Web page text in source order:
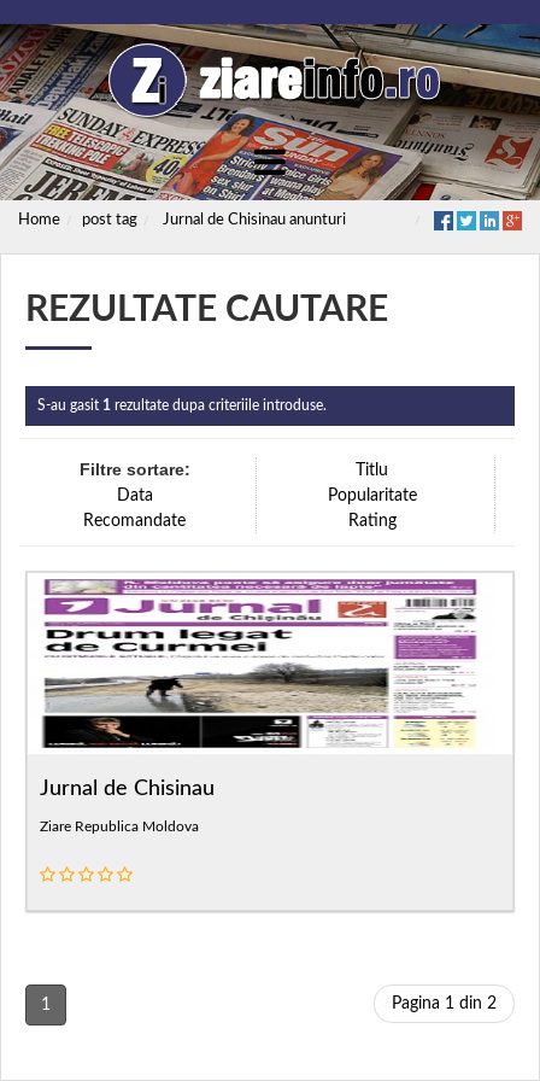
Home post tag Jurnal de Chisinau anunturi
REZULTATE CAUTARE
S-au gasit 1 rezultate dupa criteriile introduse.
Filtre sortare:
Titlu
Data
Popularitate
Recomandate
Rating
Jurnal de Chisinau
Ziare Republica Moldova
1 Pagina 1 din 2